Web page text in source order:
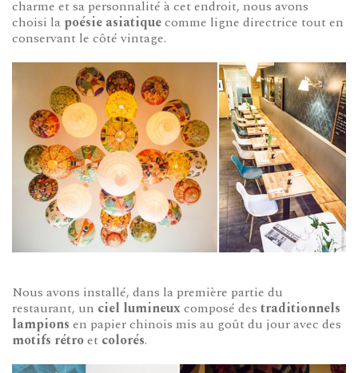
charme et sa personnalité à cet endroit, nous avons
choisi la poésie asiatiquecomme ligne directrice tout en
conservant le côté vintage.
Nous avons installé, dans la première partie du
restaurant, un ciel lumineuxcomposé des traditionnels
lampions en papier chinois mis au goût du jour avec des
motifs rétroet colorés.